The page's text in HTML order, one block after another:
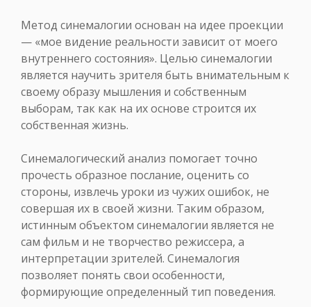
Метод синемалогии основан на идее проекции
— «мое видение реальности зависит от моего
внутреннего состояния». Целью синемалогии
является научить зрителя быть внимательным к
своему образу мышления и собственным
выборам, так как на их основе строится их
собственная жизнь.
Синемалогический анализ помогает точно
прочесть образное послание, оценить со
стороны, извлечь уроки из чужих ошибок, не
совершая их в своей жизни. Таким образом,
истинным объектом синемалогии является не
сам фильм и не творчество режиссера, а
интерпретации зрителей. Синемалогия
позволяет понять свои особенности,
формирующие определенный тип поведения.